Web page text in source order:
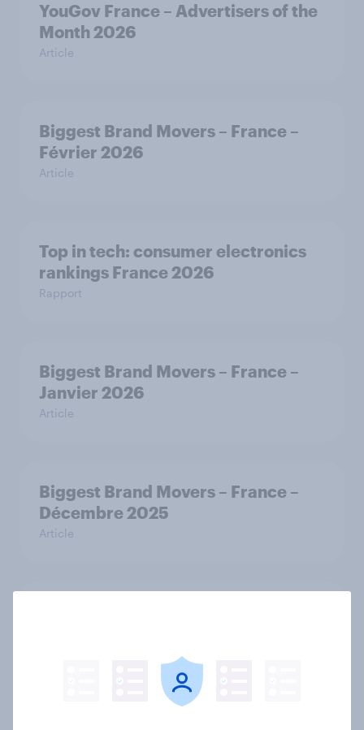
YouGov France – Advertisers of the
Month 2026
Article
Biggest Brand Movers – France –
Février 2026
Article
Top in tech: consumer electronics
rankings France 2026
Rapport
Biggest Brand Movers – France –
Janvier 2026
Article
Biggest Brand Movers – France –
Décembre 2025
Article
leur budget sans se priver ?